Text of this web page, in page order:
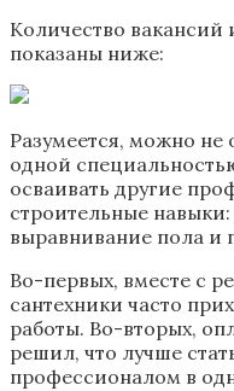
Количество
показаны ниже:
Разумеется, можно не
одной
осваивать другие
строительные
выравнивание пола и
Во-первых, вместе с
сантехники часто
работы. Во-вторых,
решил, что лучше
профессионалом в